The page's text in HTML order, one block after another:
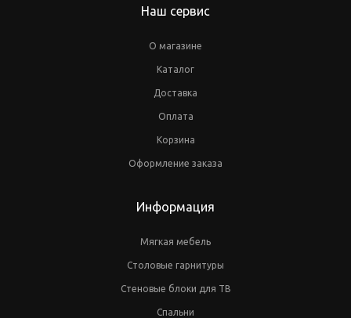
Наш сервис
О магазине
Каталог
Доставка
Оплата
Корзина
Оформление заказа
Информация
Мягкая мебель
Столовые гарнитуры
Стеновые блоки для ТВ
Спальни